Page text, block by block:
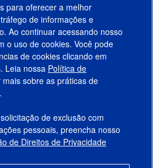
para oferecer a melhor
de informações e
Ao continuar acessando nosso
o uso de cookies. Você pode
de cookies clicando em
Leia nossa Política de
sobre as práticas de
de exclusão com
pessoais, preencha nosso
de Direitos de Privacidade